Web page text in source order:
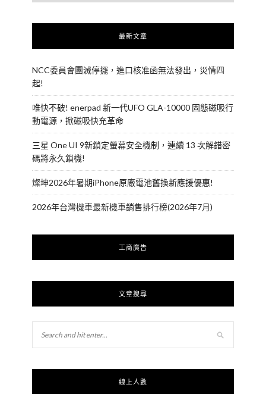
最新文章
NCC委員會團滅停擺，進口核准函無法發出，災情四
起!
唯快不破! enerpad 新一代UFO GLA-10000 固態磁吸行
動電源，掀磁吸快充革命
三星 One UI 9新鎖定螢幕安全機制，連續 13 次解錯密
碼將永久鎖機!
燦坤2026年暑期iPhone原廠電池舊換新應援優惠!
2026年台灣機車最新機車銷售排行榜(2026年7月)
工商廣告
文章搜尋
線上人數